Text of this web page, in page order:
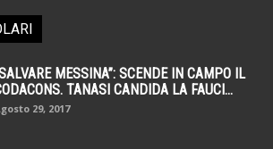
MESSINA”: SCENDE IN CAMPO IL
TANASI CANDIDA LA FAUCI...
29, 2017